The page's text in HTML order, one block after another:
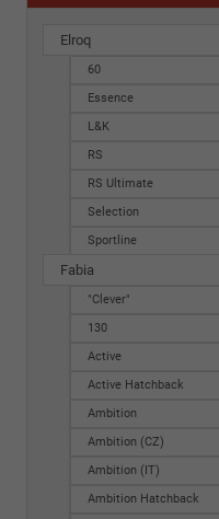
Elroq
60
Essence
L&K
RS
RS Ultimate
Selection
Sportline
Fabia
"Clever"
130
Active
Active Hatchback
Ambition
Ambition (CZ)
Ambition (IT)
Ambition Hatchback